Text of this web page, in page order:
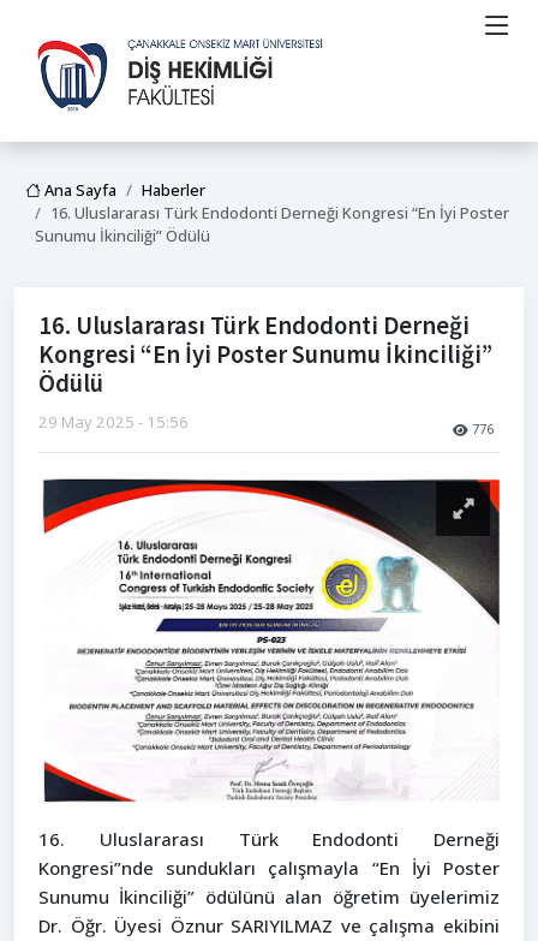
Ana Sayfa
Haberler
16. Uluslararası Türk Endodonti Derneği Kongresi “En İyi Poster
Sunumu İkinciliği” Ödülü
16. Uluslararası Türk Endodonti Derneği
Kongresi “En İyi Poster Sunumu İkinciliği”
Ödülü
29 May 2025 - 15:56 776
16. Uluslararası Türk Endodonti Derneği
Kongresi”nde sundukları çalışmayla “En İyi Poster
Sunumu İkinciliği” ödülünü alan öğretim üyelerimiz
Dr. Öğr. Üyesi Öznur SARIYILMAZ ve çalışma ekibini